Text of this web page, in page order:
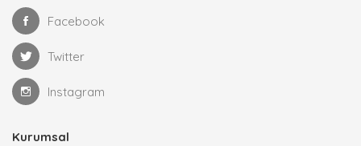
Facebook
Twitter
Instagram
Kurumsal